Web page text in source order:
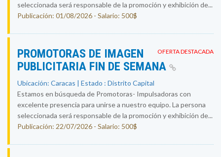
seleccionada será responsable de la promoción y exhibición de...
Publicación: 01/08/2026 - Salario: 500$
OFERTA DESTACADA
PROMOTORAS DE IMAGEN
PUBLICITARIA FIN DE SEMANA
Ubicación: Caracas | Estado : Distrito Capital
Estamos en búsqueda de Promotoras- Impulsadoras con
excelente presencia para unirse a nuestro equipo. La persona
seleccionada será responsable de la promoción y exhibición de...
Publicación: 22/07/2026 - Salario: 500$